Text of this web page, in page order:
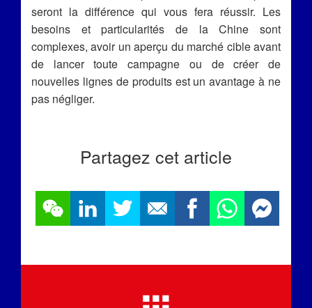
seront la différence qui vous fera réussir. Les
besoins et particularités de la Chine sont
complexes, avoir un aperçu du marché cible avant
de lancer toute campagne ou de créer de
nouvelles lignes de produits est un avantage à ne
pas négliger.
Partagez cet article